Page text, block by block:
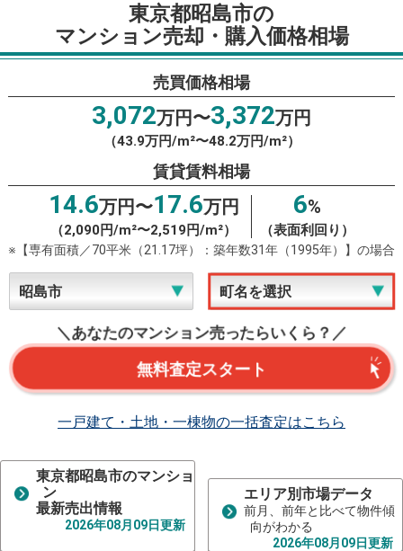
東京都昭島市の
マンション売却・購入価格相場
売買価格相場
3,072万円〜3,372万円
（43.9万円/m²〜48.2万円/m²）
賃貸賃料相場
14.6万円〜17.6万円
（2,090円/m²〜2,519円/m²）
6%
（表面利回り）
※【専有面積／70平米（21.17坪）：築年数31年（1995年）】の場合
＼あなたのマンション売ったらいくら？／
無料査定スタート
一戸建て・土地・一棟物の一括査定はこちら
東京都昭島市のマンショ
ン
最新売出情報
2026年08月09日更新
エリア別市場データ
前月、前年と比べて物件傾
向がわかる
2026年08月09日更新